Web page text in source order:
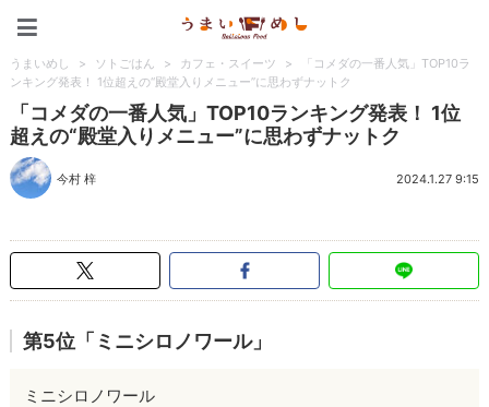
うまいめし > ソトごはん > カフェ・スイーツ >
「コメダの一番人気」TOP10ラ
ンキング発表！ 1位超えの“殿堂入りメニュー”に思わずナットク
「コメダの一番人気」TOP10ランキング発表！ 1位
超えの“殿堂入りメニュー”に思わずナットク
今村 梓 2024.1.27 9:15
第5位「ミニシロノワール」
ミニシロノワール